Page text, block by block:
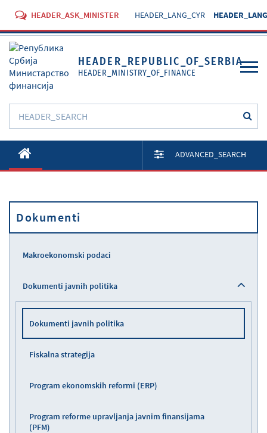
HEADER_ASK_MINISTER HEADER_LANG_CYR
HEADER_REPUBLIC_OF_SERBIA
HEADER_MINISTRY_OF_FINANCE
O Ministarstvu
Aktivnosti
Propisi
ADVANCED_SEARCH
Dokumenti
Makroekonomski podaci
Dokumenti javnih politika
Dokumenti javnih politika
Fiskalna strategija
Program ekonomskih reformi (ERP)
Program reforme upravljanja javnim finansijama
(PFM)